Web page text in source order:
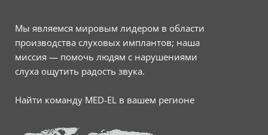
Мы являемся мировым лидером в области
производства слуховых имплантов; наша
миссия — помочь людям с нарушениями
слуха ощутить радость звука.
Найти команду MED-EL в вашем регионе